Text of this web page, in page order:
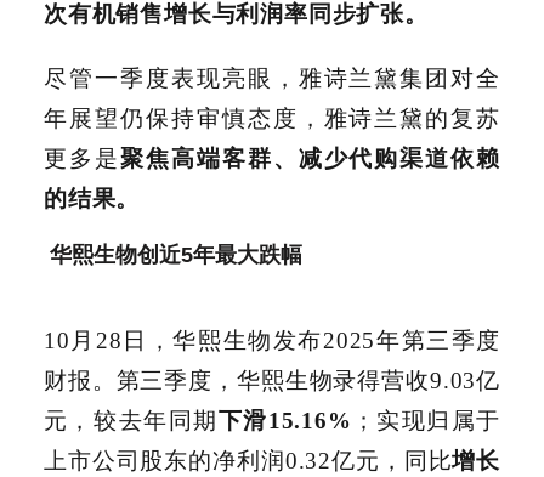
次有机销售增长与利润率同步扩张。
尽管一季度表现亮眼，雅诗兰黛集团对全
年展望仍保持审慎态度，雅诗兰黛的复苏
更多是聚焦高端客群、减少代购渠道依赖
的结果。
华熙生物创近5年最大跌幅
10月28日，华熙生物发布2025年第三季度
财报。第三季度，华熙生物录得营收9.03亿
元，较去年同期下滑15.16% ；实现归属于
上市公司股东的净利润0.32亿元，同比增长